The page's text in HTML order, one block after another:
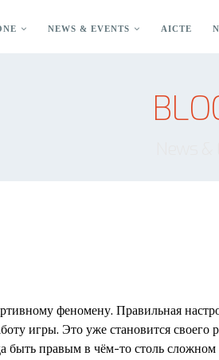
NEWS & EVENTS AICTE
феномену. Правильная
игры. Это уже становится своего
быть правым в чём-то столь сложном